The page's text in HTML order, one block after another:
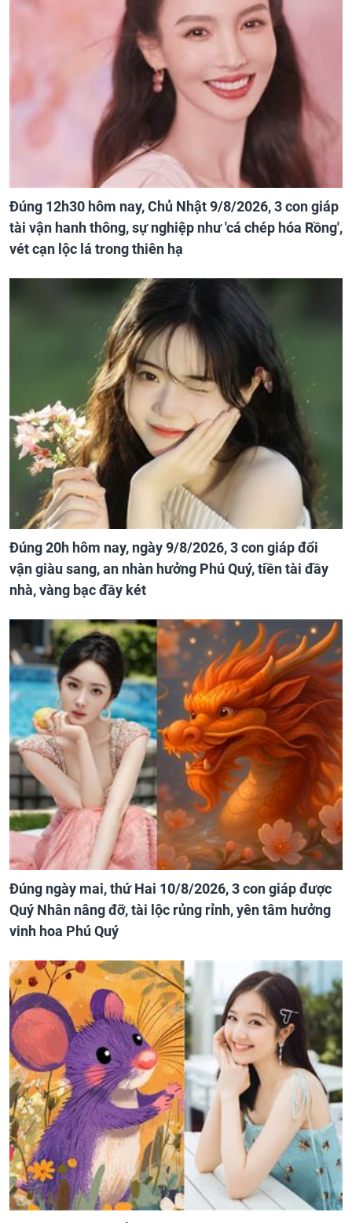
Đúng 12h30 hôm nay, Chủ Nhật 9/8/2026, 3 con giáp
tài vận hanh thông, sự nghiệp như 'cá chép hóa Rồng',
vét cạn lộc lá trong thiên hạ
Đúng 20h hôm nay, ngày 9/8/2026, 3 con giáp đổi
vận giàu sang, an nhàn hưởng Phú Quý, tiền tài đầy
nhà, vàng bạc đầy két
Đúng ngày mai, thứ Hai 10/8/2026, 3 con giáp được
Quý Nhân nâng đỡ, tài lộc rủng rỉnh, yên tâm hưởng
vinh hoa Phú Quý